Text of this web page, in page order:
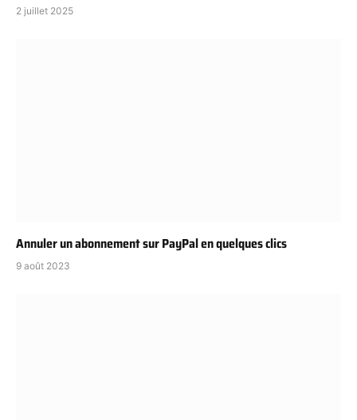
2 juillet 2025
Annuler un abonnement sur PayPal en quelques clics
9 août 2023